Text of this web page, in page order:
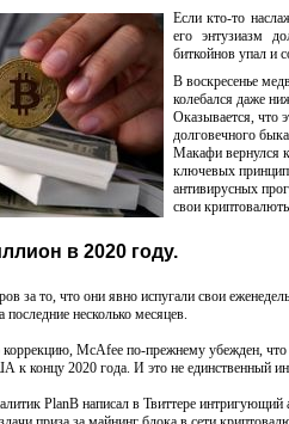
Если кто-то
его энтузиазм
биткойнов упал и
В воскресенье
колебался даже
Оказывается, что
долговечного
Макафи вернулся
ключевых
антивирусных
свои
в 2020 году.
за то, что они явно испугали свои
несколько месяцев.
McAfee по-прежнему убежден, что
концу 2020 года. И это не единственный
PlanB написал в Твиттере интригующий